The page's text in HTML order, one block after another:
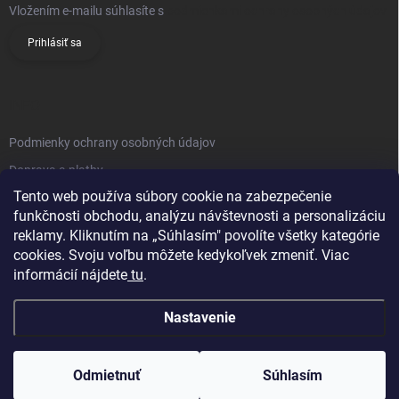
Tento web používa súbory cookie na zabezpečenie
funkčnosti obchodu, analýzu návštevnosti a personalizáciu
reklamy. Kliknutím na „Súhlasím" povolíte všetky kategórie
cookies. Svoju voľbu môžete kedykoľvek zmeniť. Viac
informácií nájdete tu.
Nastavenie
Odmietnuť Súhlasím
Vložením e-mailu súhlasíte s
Prihlásiť sa
Podmienky ochrany osobných údajov
Doprava a platby
Obchodné podmienky
Reklamačný poriadok
Vrátenie tovaru
Kontakty
Copyright 2026Knifestore . Všetky práva vyhradené. Upraviť nastavenie